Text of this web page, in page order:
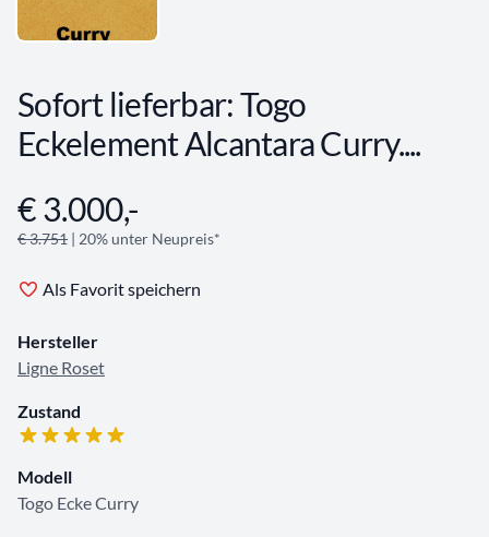
Sofort lieferbar: Togo
Eckelement Alcantara Curry....
Angebotsinformationen
€ 3.000,-
€ 3.751 | 20% unter Neupreis*
Als Favorit speichern
Hersteller
Ligne Roset
Zustand
Modell
Togo Ecke Curry